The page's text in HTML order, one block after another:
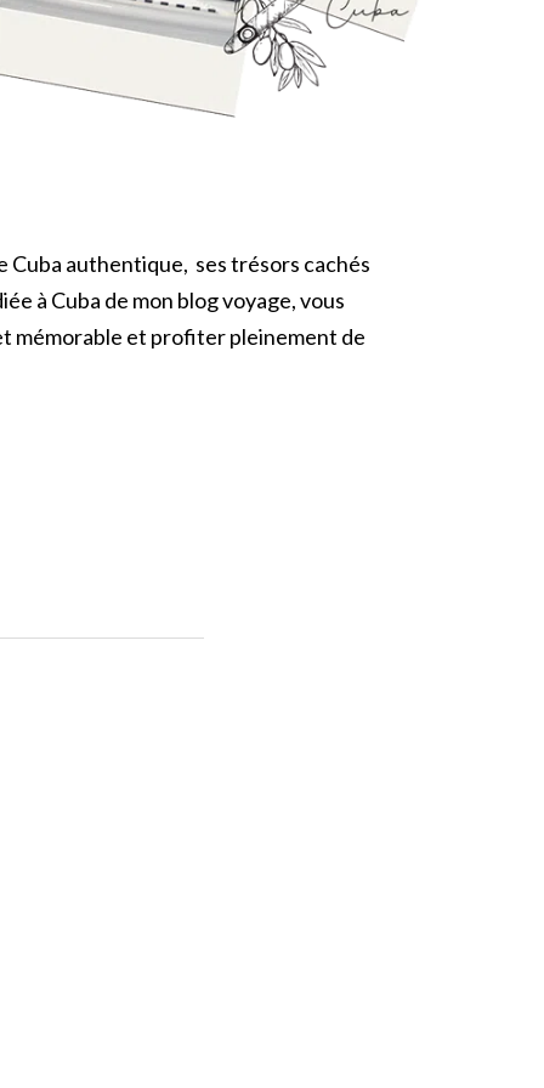
Cuba authentique, ses trésors cachés
à Cuba de mon blog voyage, vous
mémorable et profiter pleinement de